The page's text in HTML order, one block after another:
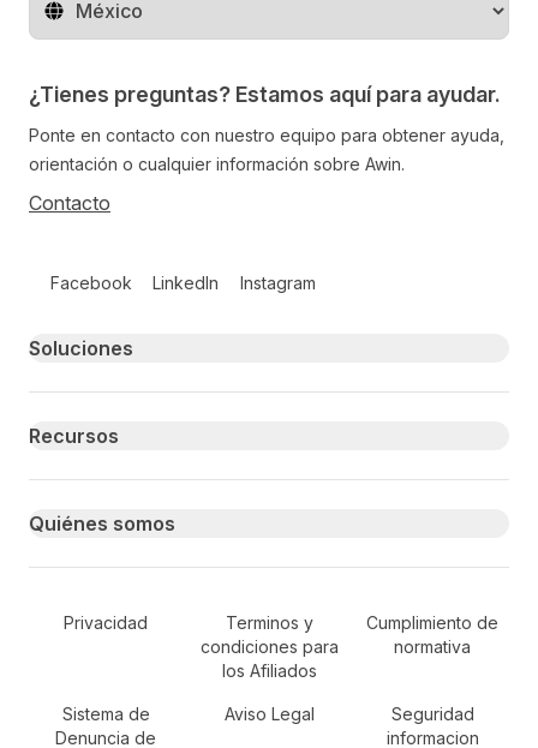
Cambiar de región
¿Tienes preguntas? Estamos aquí para ayudar.
Ponte en contacto con nuestro equipo para obtener ayuda,
orientación o cualquier información sobre Awin.
Contacto
Facebook LinkedIn Instagram
Primary footer navigation
Soluciones
Recursos
Quiénes somos
Secondary Footer Navigation
Privacidad
Terminos y
condiciones para
los Afiliados
Cumplimiento de
normativa
Sistema de
Denuncia de
Aviso Legal
Seguridad
informacion